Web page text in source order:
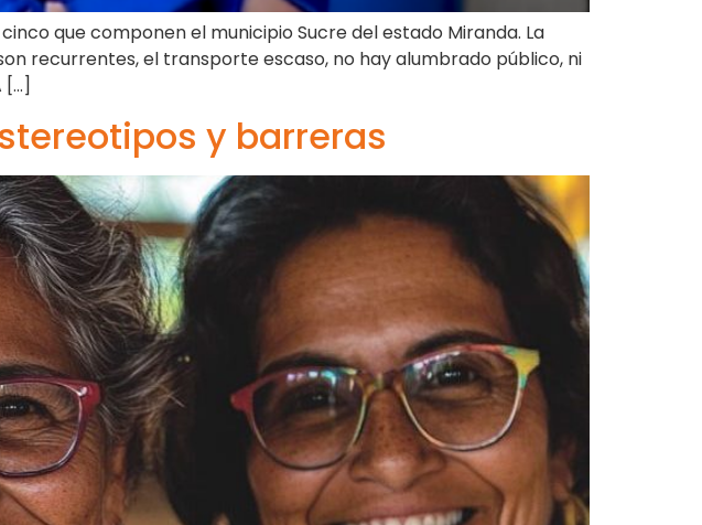
que componen el municipio Sucre del estado Miranda. La
recurrentes, el transporte escaso, no hay alumbrado público, ni
[…]
y barreras